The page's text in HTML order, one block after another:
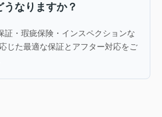
なりますか？
証・瑕疵保険・インスペクションな
じた最適な保証とアフター対応をご